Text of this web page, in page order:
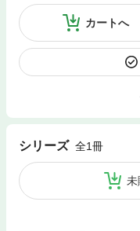
カートへ
シリーズ 全1冊
未